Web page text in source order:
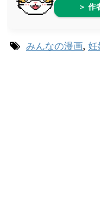
＞ 作
みんなの漫画, 妊